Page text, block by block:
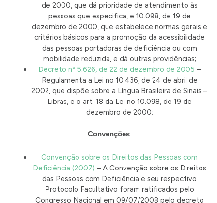
de 2000, que dá prioridade de atendimento às
pessoas que especifica, e 10.098, de 19 de
dezembro de 2000, que estabelece normas gerais e
critérios básicos para a promoção da acessibilidade
das pessoas portadoras de deficiência ou com
mobilidade reduzida, e dá outras providências;
Decreto nº 5.626, de 22 de dezembro de 2005 –
Regulamenta a Lei no 10.436, de 24 de abril de
2002, que dispõe sobre a Língua Brasileira de Sinais –
Libras, e o art. 18 da Lei no 10.098, de 19 de
dezembro de 2000;
Convenções
Convenção sobre os Direitos das Pessoas com
Deficiência (2007) – A Convenção sobre os Direitos
das Pessoas com Deficiência e seu respectivo
Protocolo Facultativo foram ratificados pelo
Congresso Nacional em 09/07/2008 pelo decreto